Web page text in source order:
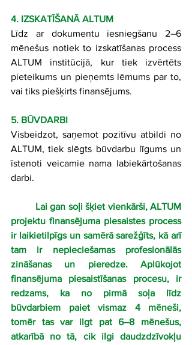
4. IZSKATĪŠANĀ ALTUM
Līdz ar dokumentu iesniegšanu 2–6
mēnešus notiek to izskatīšanas process
ALTUM institūcijā, kur tiek izvērtēts
pieteikums un pieņemts lēmums par to,
vai tiks piešķirts finansējums.
5. BŪVDARBI
Visbeidzot, saņemot pozitīvu atbildi no
ALTUM, tiek slēgts būvdarbu līgums un
īstenoti veicamie nama labiekārtošanas
darbi.
Lai gan soļi šķiet vienkārši, ALTUM
projektu finansējuma piesaistes process
ir laikietilpīgs un samērā sarežģīts, kā arī
tam ir nepieciešamas profesionālās
zināšanas un pieredze. Aplūkojot
finansējuma piesaistīšanas procesu, ir
redzams, ka no pirmā soļa līdz
būvdarbiem paiet vismaz 4 mēneši,
tomēr tas var ilgt pat 6–8 mēnešus,
atkarībā no tā, cik ilgi daudzdzīvokļu